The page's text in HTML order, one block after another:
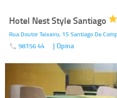
Hotel Nest Style Santiago
Rua Doutor Teixeiro, 15 Santiago De
98156 44 | Opina